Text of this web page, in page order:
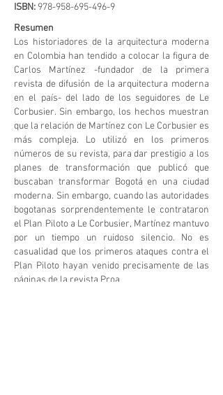
Resumen
Los historiadores de la arquitectura moderna
en Colombia han tendido a colocar la figura de
Carlos Martínez -fundador de la primera
revista de difusión de la arquitectura moderna
en el país- del lado de los seguidores de Le
Corbusier. Sin embargo, los hechos muestran
que la relación de Martínez con Le Corbusier es
más compleja. Lo utilizó en los primeros
números de su revista, para dar prestigio a los
planes de transformación que publicó que
buscaban transformar Bogotá en una ciudad
moderna. Sin embargo, cuando las autoridades
bogotanas sorprendentemente le contrataron
el Plan Piloto a Le Corbusier, Martínez mantuvo
por un tiempo un ruidoso silencio. No es
casualidad que los primeros ataques contra el
Plan Piloto hayan venido precisamente de las
páginas de la revista Proa
ISBN: 978-958-695-496-9